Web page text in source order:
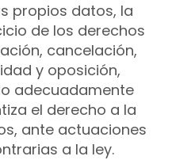
propios datos, la
de los derechos
cancelación,
y oposición,
adecuadamente
el derecho a la
ante actuaciones
a la ley.